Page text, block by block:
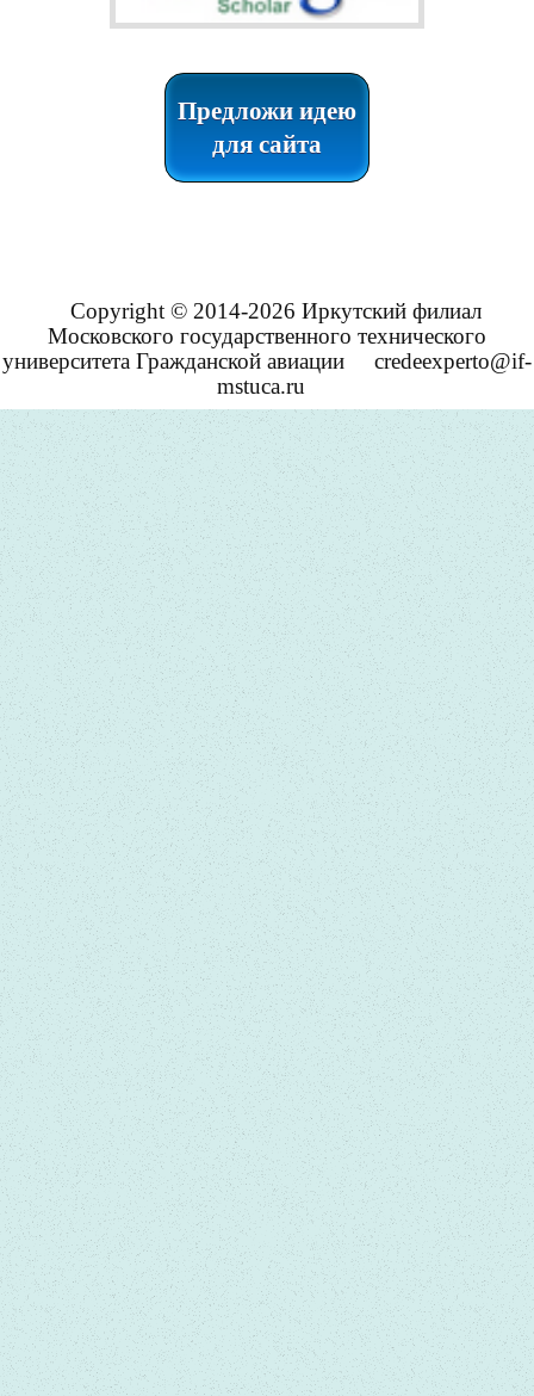
Предложи идею
для сайта
Copyright © 2014-2026 Иркутский филиал
Московского государственного технического
университета Гражданской авиации
credeexperto@if-
mstuca.ru